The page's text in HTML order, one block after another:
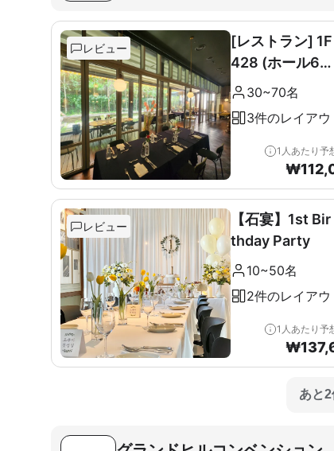
レビュー
[レストラン] 1F
428 (ホール60
席+ルーム10席)
30~70名
3件のレイアウ
1人あたり予
₩
レビュー
【石宴】1st Bir
thday Party
10~50名
2件のレイアウ
1人あたり予
₩
あと